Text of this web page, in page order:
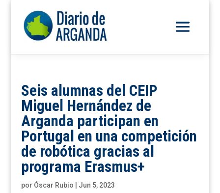
Seis alumnas del CEIP
Miguel Hernández de
Arganda participan en
Portugal en una competición
de robótica gracias al
programa Erasmus+
por Óscar Rubio Jun 5, 2023